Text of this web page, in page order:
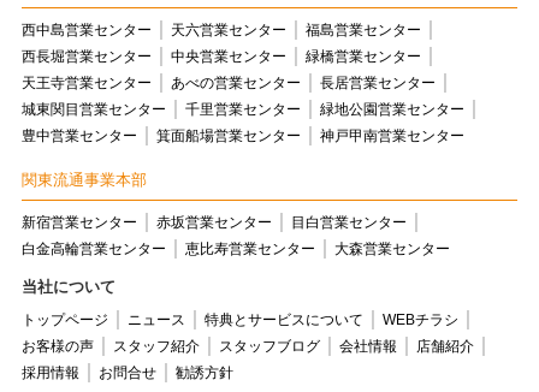
西中島営業センター 天六営業センター
福島営業センター
西長堀営業センター
中央営業センター
緑橋営業センター
天王寺営業センター
あべの営業センター
長居営業センター
城東関目営業センター
千里営業センター
緑地公園営業センター
豊中営業センター
箕面船場営業センター 神戸甲南営業センター
関東流通事業本部
新宿営業センター 赤坂営業センター
目白営業センター
白金高輪営業センター
恵比寿営業センター 大森営業センター
当社について
トップページ ニュース 特典とサービスについて
WEBチラシ
お客様の声
スタッフ紹介 スタッフブログ 会社情報
店舗紹介
採用情報
お問合せ 勧誘方針